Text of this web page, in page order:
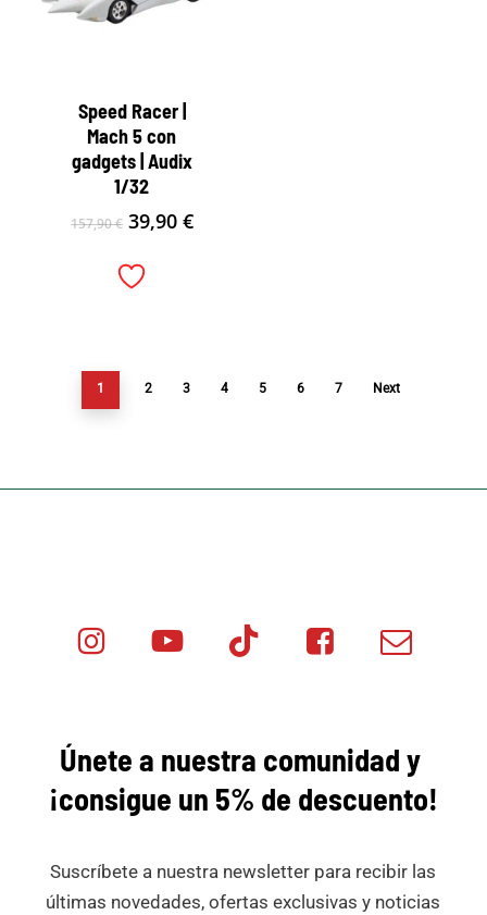
Speed Racer |
Mach 5 con
gadgets | Audix
1/32
157,90€ El
original
era:
39,90 €El
1 2 3 4 5 6 7 Next
Minicar Tok
Minicar Minicar
Únete a nuestra comunidad y
¡consigue un 5% de descuento!
Suscríbete a nuestra newsletter para recibir las
últimas novedades, ofertas exclusivas y noticias